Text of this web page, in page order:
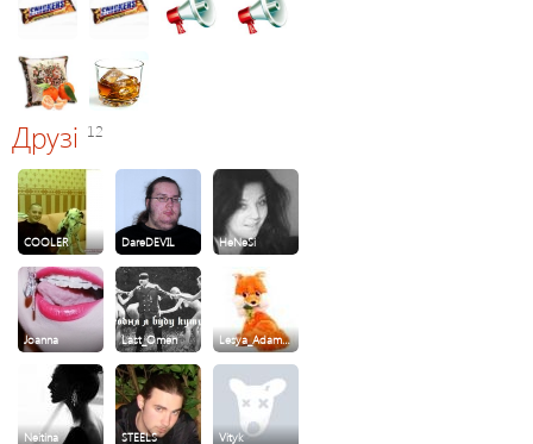
Друзі 12
COOLER DareDEVIL HeNeSi
Joanna Last_Omen Lesya_Adam…
Neitina STEELS Vityk